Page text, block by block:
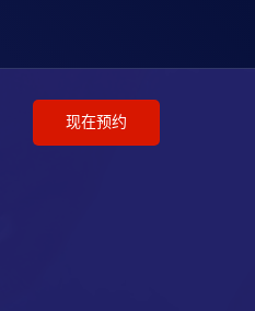
现在预约